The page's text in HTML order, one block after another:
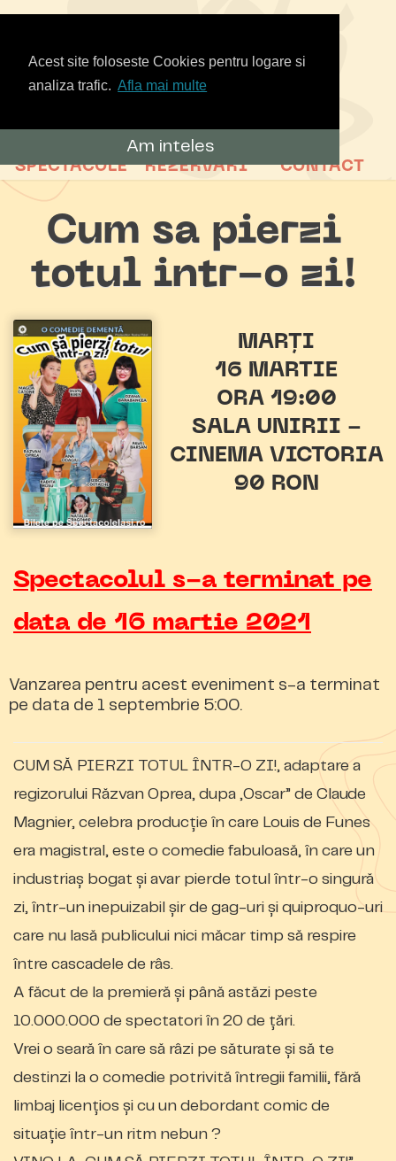
Acest site foloseste Cookies pentru logare si
analiza trafic. Afla mai multe
Am inteles
SPECTACOLE REZERVARI CONTACT
Cum sa pierzi
totul intr-o zi!
MARȚI
16 MARTIE
ORA 19:00
SALA UNIRII -
CINEMA VICTORIA
90 RON
Spectacolul s-a terminat pe
data de 16 martie 2021
Vanzarea pentru acest eveniment s-a terminat
pe data de 1 septembrie 5:00.
CUM SĂ PIERZI TOTUL ÎNTR-O ZI!, adaptare a
regizorului Răzvan Oprea, dupa „Oscar” de Claude
Magnier, celebra producție în care Louis de Funes
era magistral, este o comedie fabuloasă, în care un
industriaș bogat și avar pierde totul într-o singură
zi, într-un inepuizabil șir de gag-uri și quiproquo-uri
care nu lasă publicului nici măcar timp să respire
între cascadele de râs.
A făcut de la premieră și până astăzi peste
10.000.000 de spectatori în 20 de țări.
Vrei o seară în care să râzi pe săturate și să te
destinzi la o comedie potrivită întregii familii, fără
limbaj licențios și cu un debordant comic de
situație într-un ritm nebun ?